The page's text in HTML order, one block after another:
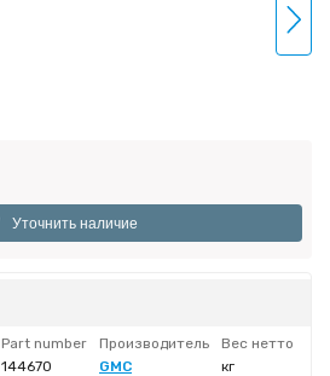
Уточнить наличие
Part number Производитель
Вес нетто
144670 GMC кг